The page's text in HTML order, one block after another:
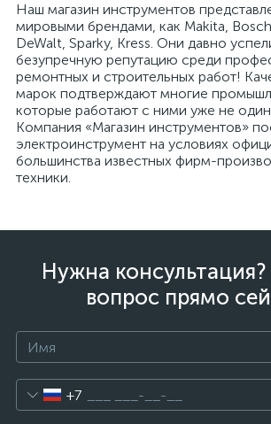
Наш магазин инструментов
мировыми брендами, как Makita,
DeWalt, Sparky, Kress. Они давно
безупречную репутацию среди
ремонтных и строительных работ!
марок подтверждают многие
которые работают с ними уже не один
Компания «Магазин инструментов»
электроинструмент на условиях
большинства известных фирм-
техники.
Нужна
вопрос прямо
+7